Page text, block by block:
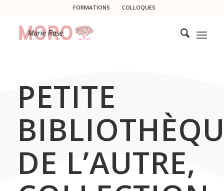
FORMATIONS COLLOQUES
PETITE
DE L’AUTRE,